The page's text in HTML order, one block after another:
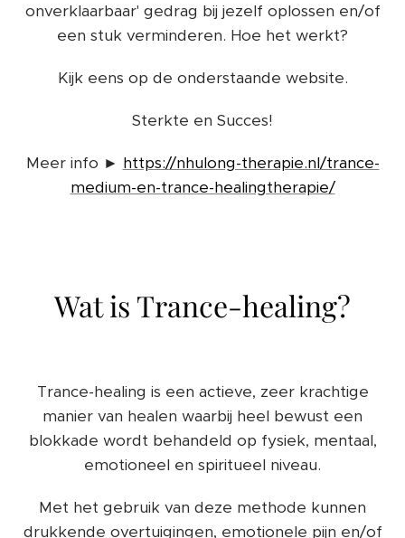
onverklaarbaar' gedrag bij jezelf oplossen en/of
een stuk verminderen. Hoe het werkt?
Kijk eens op de onderstaande website.
Sterkte en Succes!
Meer info ► https://nhulong-therapie.nl/trance-
medium-en-trance-healingtherapie/
Wat is Trance-healing?
Trance-healing is een actieve, zeer krachtige
manier van healen waarbij heel bewust een
blokkade wordt behandeld op fysiek, mentaal,
emotioneel en spiritueel niveau.
Met het gebruik van deze methode kunnen
drukkende overtuigingen, emotionele pijn en/of